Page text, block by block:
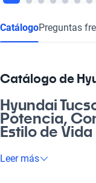
CatálogoPreguntas
Catálogo de
Hyundai
Potencia,
Estilo de Vida
¿Estás buscando un
Leer más